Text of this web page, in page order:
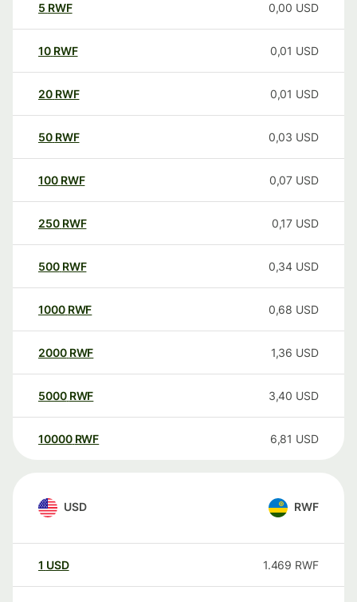
5 RWF 0,00 USD
10 RWF 0,01 USD
20 RWF 0,01 USD
50 RWF 0,03 USD
100 RWF 0,07 USD
250 RWF 0,17 USD
500 RWF 0,34 USD
1000 RWF 0,68 USD
2000 RWF 1,36 USD
5000 RWF 3,40 USD
10000 RWF 6,81 USD
USD RWF
1 USD 1.469 RWF